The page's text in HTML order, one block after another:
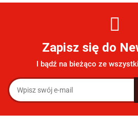
Zapisz się do
I bądź na bieżąco ze